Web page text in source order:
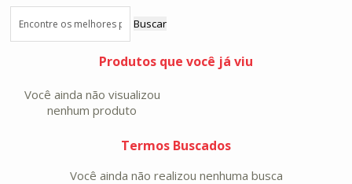
Buscar
Produtos que você já viu
Você ainda não visualizou
nenhum produto
Termos Buscados
Você ainda não realizou nenhuma busca